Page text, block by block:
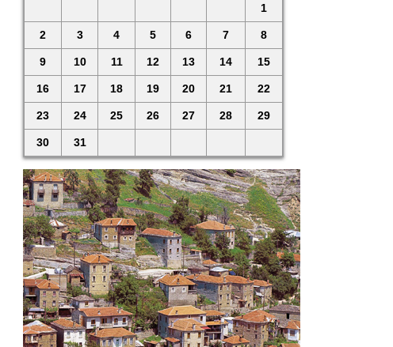
1
2 3 4 5 6 7 8
9 10 11 12 13 14 15
16 17 18 19 20 21 22
23 24 25 26 27 28 29
30 31